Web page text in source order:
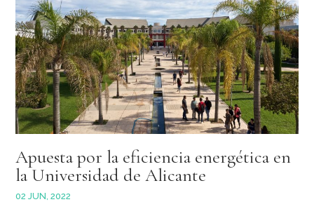
Apuesta por la eficiencia energética en
la Universidad de Alicante
02 JUN, 2022